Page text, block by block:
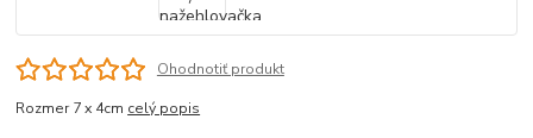
Ohodnotiť produkt
Rozmer 7 x 4cm celý popis